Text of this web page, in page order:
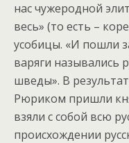
нас чужеродной
весь» (то есть –
усобицы. «И пошли
варяги назывались
шведы». В
Рюриком пришли
взяли с собой всю
происхождении